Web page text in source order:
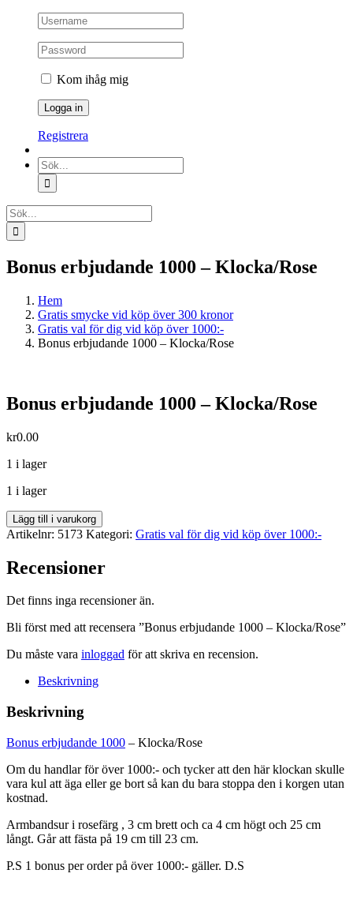
Kom ihåg mig
Registrera
Sök
efter:
Sök
efter:
Bonus erbjudande 1000 – Klocka/Rose
Hem
Gratis smycke vid köp över 300 kronor
Gratis val för dig vid köp över 1000:-
Bonus erbjudande 1000 – Klocka/Rose
Bonus erbjudande 1000 – Klocka/Rose
kr0.00
1 i lager
1 i lager
Bonus
erbjudande
-
Klocka/Rose
Lägg till i varukorg
Artikelnr: 5173 Kategori: Gratis val för dig vid köp över 1000:-
Recensioner
Det finns inga recensioner än.
Bli först med att recensera ”Bonus erbjudande 1000 – Klocka/Rose”
Du måste vara inloggad för att skriva en recension.
Beskrivning
Beskrivning
Bonus erbjudande 1000 – Klocka/Rose
Om du handlar för över 1000:- och tycker att den här klockan skulle
vara kul att äga eller ge bort så kan du bara stoppa den i korgen utan
kostnad.
Armbandsur i rosefärg , 3 cm brett och ca 4 cm högt och 25 cm
långt. Går att fästa på 19 cm till 23 cm.
P.S 1 bonus per order på över 1000:- gäller. D.S